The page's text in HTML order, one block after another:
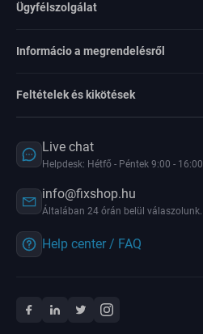
Ügyfélszolgálat
Informácio a megrendelésről
Feltételek és kikötések
Live chat
Helpdesk: Hétfő - Péntek 9:00 - 16:00
info@fixshop.hu
Általában 24 órán belül válaszolunk.
Help center / FAQ